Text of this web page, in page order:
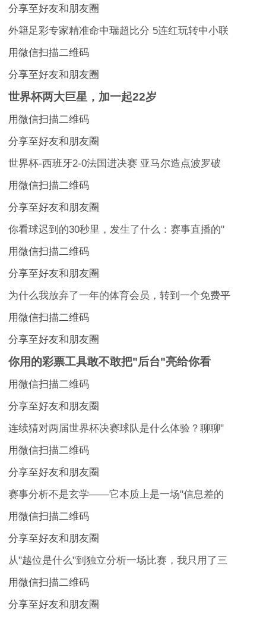
分享至好友和朋友圈
外籍足彩专家精准命中瑞超比分 5连红玩转中小联
用微信扫描二维码
分享至好友和朋友圈
世界杯两大巨星，加一起22岁
用微信扫描二维码
分享至好友和朋友圈
世界杯-西班牙2-0法国进决赛 亚马尔造点波罗破
用微信扫描二维码
分享至好友和朋友圈
你看球迟到的30秒里，发生了什么：赛事直播的"
用微信扫描二维码
分享至好友和朋友圈
为什么我放弃了一年的体育会员，转到一个免费平
用微信扫描二维码
分享至好友和朋友圈
你用的彩票工具敢不敢把"后台"亮给你看
用微信扫描二维码
分享至好友和朋友圈
连续猜对两届世界杯决赛球队是什么体验？聊聊"
用微信扫描二维码
分享至好友和朋友圈
赛事分析不是玄学——它本质上是一场"信息差的
用微信扫描二维码
分享至好友和朋友圈
从"越位是什么"到独立分析一场比赛，我只用了三
用微信扫描二维码
分享至好友和朋友圈